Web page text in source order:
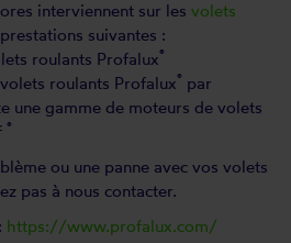
interviennent sur les volets
suivantes :
roulants Profalux®
roulants Profalux® par
une gamme de moteurs de volets
®
ou une panne avec vos volets
pas à nous contacter.
https://www.profalux.com/